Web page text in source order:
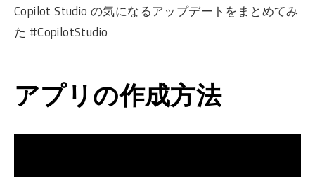
Copilot Studio の気になるアップデートをまとめてみ
た #CopilotStudio
アプリの作成方法